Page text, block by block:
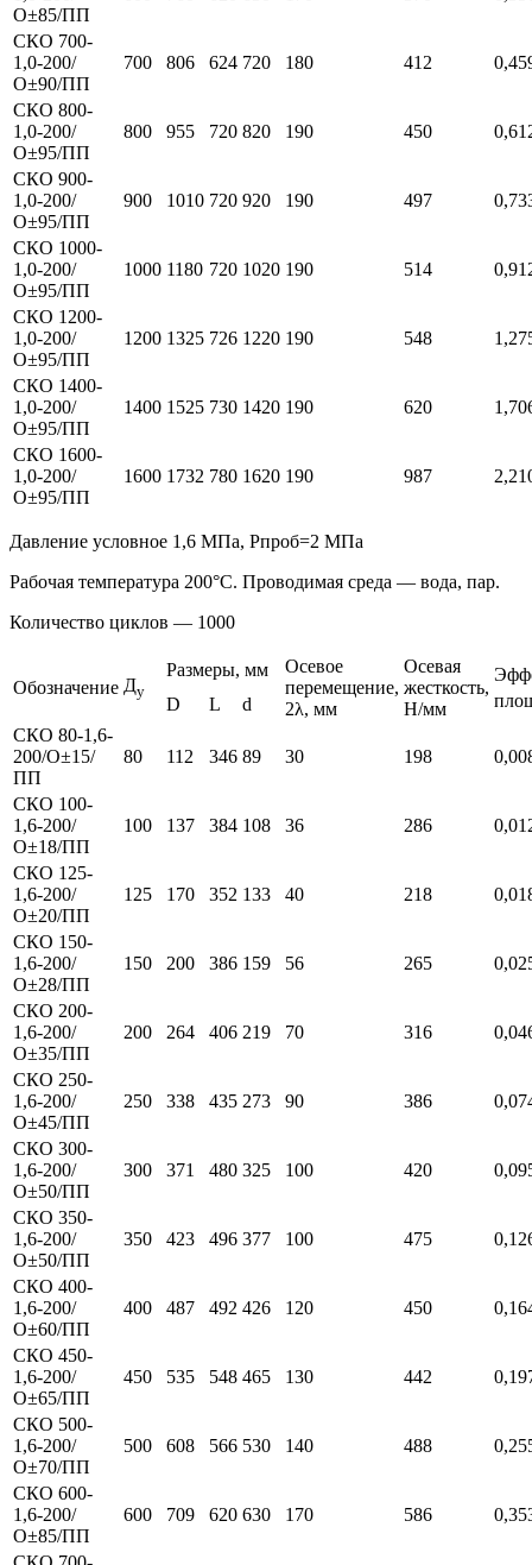
О±85/ПП
СКО 700-
1,0-200/
О±90/ПП
700 806 624 720 180 412
СКО 800-
1,0-200/
О±95/ПП
800 955 720 820 190 450
СКО 900-
1,0-200/
О±95/ПП
900 1010 720 920 190 497
СКО 1000-
1,0-200/
О±95/ПП
1000 1180 720 1020 190 514
СКО 1200-
1,0-200/
О±95/ПП
1200 1325 726 1220 190 548
СКО 1400-
1,0-200/
О±95/ПП
1400 1525 730 1420 190 620
СКО 1600-
1,0-200/
О±95/ПП
1600 1732 780 1620 190 987
Давление условное 1,6 МПа, Pпроб=2 МПа
Рабочая температура 200°C. Проводимая среда — вода, пар.
Количество циклов — 1000
Обозначение Ду
Размеры, мм
Осевое
перемещение,
2λ, мм
Осевая
жесткость,
Н/мм
D L
d
СКО 80-1,6-
200/О±15/
ПП
80 112 346 89 30 198
СКО 100-
1,6-200/
О±18/ПП
100 137 384 108 36 286
СКО 125-
1,6-200/
О±20/ПП
125 170 352 133 40 218
СКО 150-
1,6-200/
О±28/ПП
150 200 386 159 56 265
СКО 200-
1,6-200/
О±35/ПП
200 264 406 219 70 316
СКО 250-
1,6-200/
О±45/ПП
250 338 435 273 90 386
СКО 300-
1,6-200/
О±50/ПП
300 371 480 325 100 420
СКО 350-
1,6-200/
О±50/ПП
350 423 496 377 100 475
СКО 400-
1,6-200/
О±60/ПП
400 487 492 426 120 450
СКО 450-
1,6-200/
О±65/ПП
450 535 548 465 130 442
СКО 500-
1,6-200/
О±70/ПП
500 608 566 530 140 488
СКО 600-
1,6-200/
О±85/ПП
600 709 620 630 170 586